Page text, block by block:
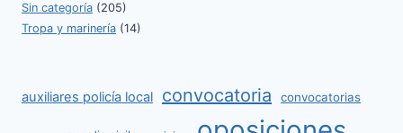
Sin categoría (205)
Tropa y marinería (14)
auxiliares policía local convocatoria convocatorias